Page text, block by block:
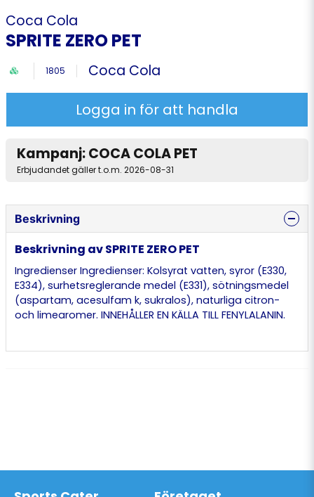
Coca Cola
SPRITE ZERO PET
1805 Coca Cola
Logga in för att handla
Kampanj: COCA COLA PET
Erbjudandet gäller t.o.m. 2026-08-31
Beskrivning
Beskrivning av SPRITE ZERO PET
Ingredienser Ingredienser: Kolsyrat vatten, syror (E330,
E334), surhetsreglerande medel (E331), sötningsmedel
(aspartam, acesulfam k, sukralos), naturliga citron-
och limearomer. INNEHÅLLER EN KÄLLA TILL FENYLALANIN.